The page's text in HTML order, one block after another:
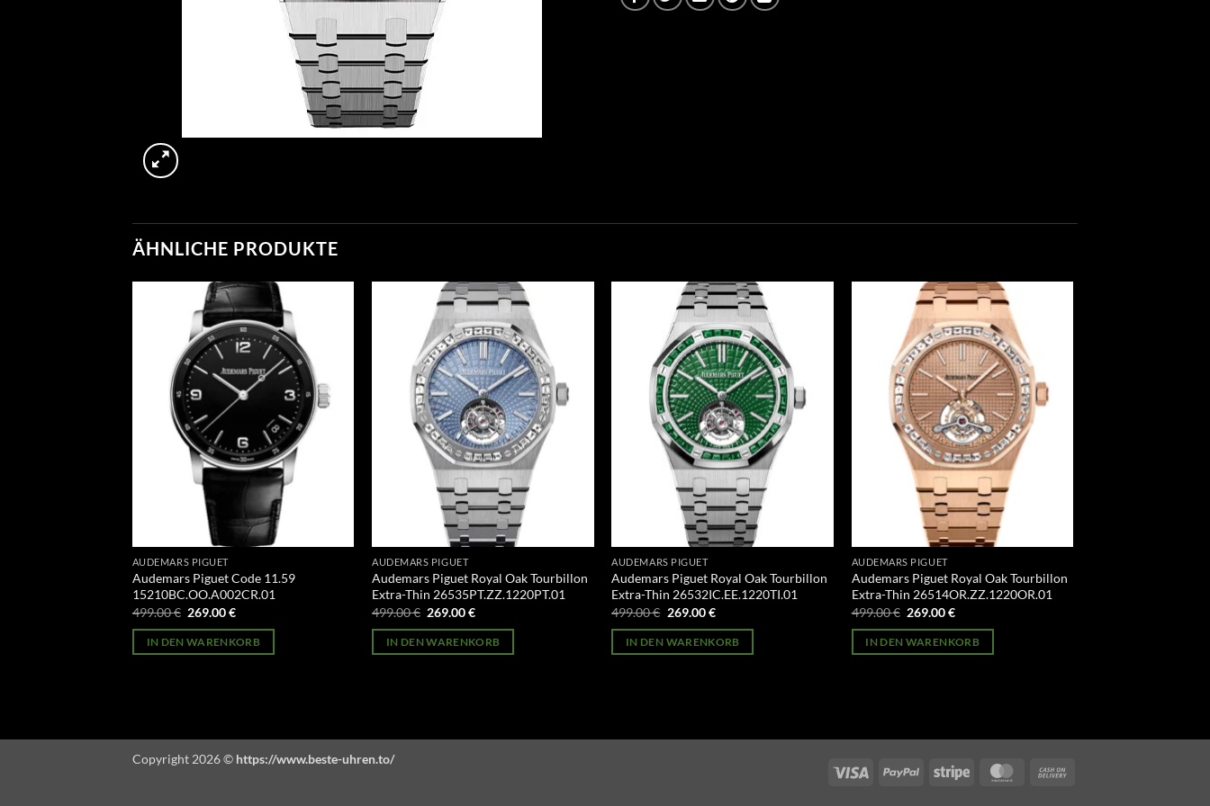
ÄHNLICHE PRODUKTE
AUDEMARS PIGUET
Audemars Piguet Code 11.59
15210BC.OO.A002CR.01
499.00€ Ursprünglicher
war:
499.00 €
269.00€Aktueller
ist:
269.00 €.
IN DEN WARENKORB
AUDEMARS PIGUET
Audemars Piguet Royal Oak Tourbillon
Extra-Thin 26535PT.ZZ.1220PT.01
499.00€ Ursprünglicher
war:
499.00 €
269.00€Aktueller
ist:
269.00 €.
IN DEN WARENKORB
AUDEMARS PIGUET
Audemars Piguet Royal Oak Tourbillon
Extra-Thin 26532IC.EE.1220TI.01
499.00€ Ursprünglicher
war:
499.00 €
269.00€Aktueller
ist:
269.00 €.
IN DEN WARENKORB
AUDEMARS PIGUET
Audemars Piguet Royal Oak Tourbillon
Extra-Thin 26514OR.ZZ.1220OR.01
499.00€ Ursprünglicher
war:
499.00 €
269.00€Aktueller
ist:
269.00 €.
IN DEN WARENKORB
Visa PayPal Stripe MasterCard
Copyright 2026 © https://www.beste-uhren.to/